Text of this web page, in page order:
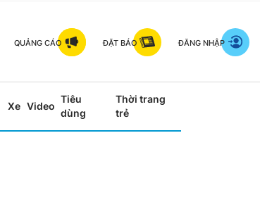
QUẢNG CÁO ĐẶT BÁO ĐĂNG NHẬP
Xe Video
Tiêu
dùng
Thời trang
trẻ